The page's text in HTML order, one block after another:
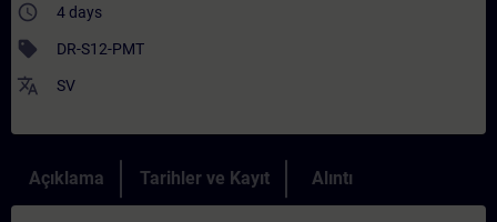
access_time 4 days
sell DR-S12-PMT
translate SV
Açıklama Tarihler ve Kayıt Alıntı